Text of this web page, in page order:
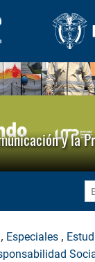
y la
, Especiales ,